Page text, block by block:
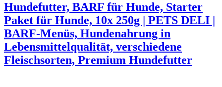
Hundefutter, BARF für Hunde, Starter
Paket für Hunde, 10x 250g | PETS DELI |
BARF-Menüs, Hundenahrung in
Lebensmittelqualität, verschiedene
Fleischsorten, Premium Hundefutter